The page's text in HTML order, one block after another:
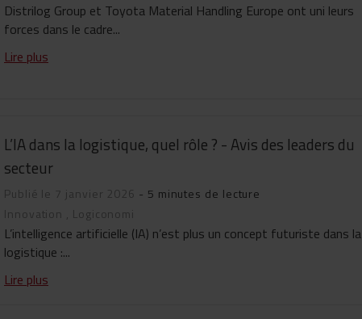
Distrilog Group et Toyota Material Handling Europe ont uni leurs
forces dans le cadre...
Lire plus
L’IA dans la logistique, quel rôle ? - Avis des leaders du
secteur
Publié le 7 janvier 2026 - 5 minutes de lecture
Innovation , Logiconomi
L’intelligence artificielle (IA) n’est plus un concept futuriste dans la
logistique :...
Lire plus